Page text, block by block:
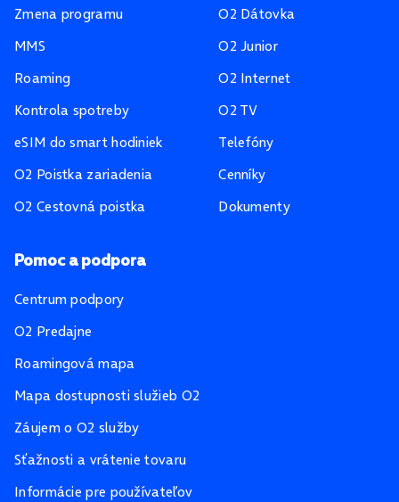
Zmena programu
MMS
Roaming
Kontrola spotreby
eSIM do smart hodiniek
O2 Poistka zariadenia
O2 Cestovná poistka
O2 Dátovka
O2 Junior
O2 Internet
O2 TV
Telefóny
Cenníky
Dokumenty
Pomoc a podpora
Centrum podpory
O2 Predajne
Roamingová mapa
Mapa dostupnosti služieb O2
Záujem o O2 služby
Sťažnosti a vrátenie tovaru
Informácie pre používateľov